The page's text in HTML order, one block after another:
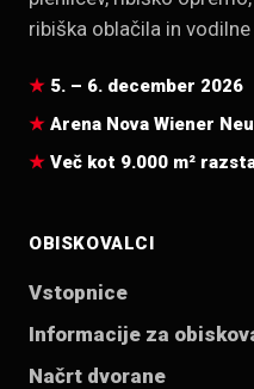
ribiška oblačila in
5. – 6. december 2026
Arena Nova Wiener
Več kot 9.000 m²
OBISKOVALCI
Vstopnice
Informacije za
Načrt dvorane